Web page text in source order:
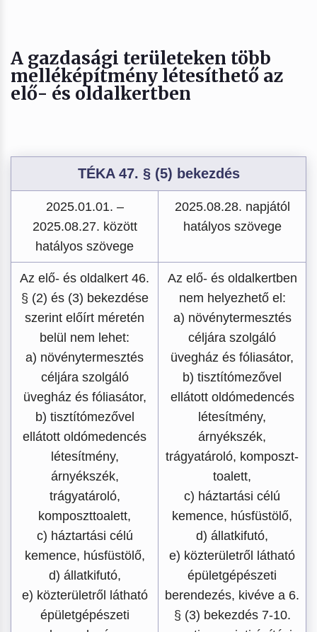
A gazdasági területeken több
melléképítmény létesíthető az
elő- és oldalkertben
TÉKA 47. § (5) bekezdés
2025.01.01. –
2025.08.27. között
hatályos szövege
2025.08.28. napjától
hatályos szövege
Az elő- és oldalkert 46.
§ (2) és (3) bekezdése
szerint előírt méretén
belül nem lehet:
a) növénytermesztés
céljára szolgáló
üvegház és fóliasátor,
b) tisztítómezővel
ellátott oldómedencés
létesítmény,
árnyékszék,
trágyatároló,
komposzttoalett,
c) háztartási célú
kemence, húsfüstölő,
d) állatkifutó,
e) közterületről látható
épületgépészeti
Az elő- és oldalkertben
nem helyezhető el:
a) növénytermesztés
céljára szolgáló
üvegház és fóliasátor,
b) tisztítómezővel
ellátott oldómedencés
létesítmény,
árnyékszék,
trágyatároló, komposzt-
toalett,
c) háztartási célú
kemence, húsfüstölő,
d) állatkifutó,
e) közterületről látható
épületgépészeti
berendezés, kivéve a 6.
§ (3) bekezdés 7-10.